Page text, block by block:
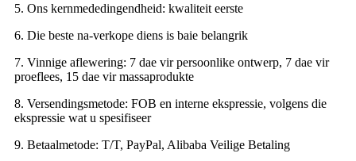
5. Ons kernmededingendheid: kwaliteit eerste
6. Die beste na-verkope diens is baie belangrik
7. Vinnige aflewering: 7 dae vir persoonlike ontwerp, 7 dae vir
proeflees, 15 dae vir massaprodukte
8. Versendingsmetode: FOB en interne ekspressie, volgens die
ekspressie wat u spesifiseer
9. Betaalmetode: T/T, PayPal, Alibaba Veilige Betaling